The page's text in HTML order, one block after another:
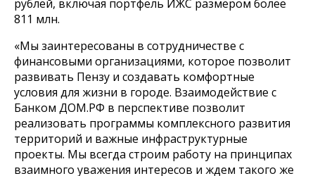
рублей, включая портфель ИЖС размером более
811 млн.
«Мы заинтересованы в сотрудничестве с
финансовыми организациями, которое позволит
развивать Пензу и создавать комфортные
условия для жизни в городе. Взаимодействие с
Банком ДОМ.РФ в перспективе позволит
реализовать программы комплексного развития
территорий и важные инфраструктурные
проекты. Мы всегда строим работу на принципах
взаимного уважения интересов и ждем такого же